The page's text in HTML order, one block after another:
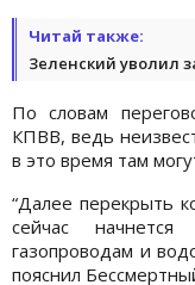
Читай также:
Зеленский уволил
По словам
КПВВ, ведь
в это время там
“Далее перекрыть
сейчас
газопроводам и
пояснил